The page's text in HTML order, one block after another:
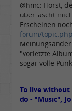
@hmc: Horst,
überrascht
Erscheinen
forum/
"vorletzte
sogar volle
To live without
do - "Music",